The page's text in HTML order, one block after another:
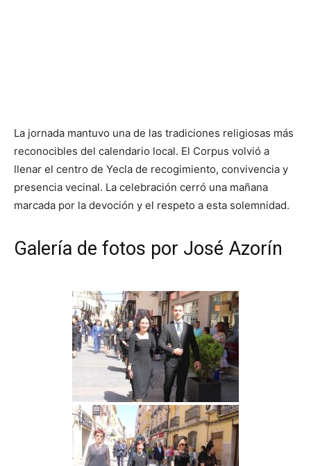
La jornada mantuvo una de las tradiciones religiosas más
reconocibles del calendario local. El Corpus volvió a
llenar el centro de Yecla de recogimiento, convivencia y
presencia vecinal. La celebración cerró una mañana
marcada por la devoción y el respeto a esta solemnidad.
Galería de fotos por José Azorín